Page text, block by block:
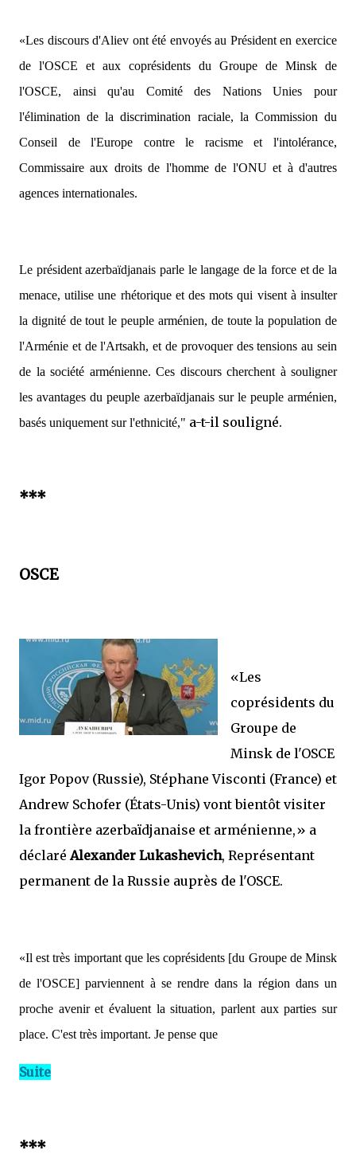
«Les discours d'Aliev ont été envoyés au Président en exercice
de l'OSCE et aux coprésidents du Groupe de Minsk de
l'OSCE, ainsi qu'au Comité des Nations Unies pour
l'élimination de la discrimination raciale, la Commission du
Conseil de l'Europe contre le racisme et l'intolérance,
Commissaire aux droits de l'homme de l'ONU et à d'autres
agences internationales.
Le président azerbaïdjanais parle le langage de la force et de la
menace, utilise une rhétorique et des mots qui visent à insulter
la dignité de tout le peuple arménien, de toute la population de
l'Arménie et de l'Artsakh, et de provoquer des tensions au sein
de la société arménienne. Ces discours cherchent à souligner
les avantages du peuple azerbaïdjanais sur le peuple arménien,
basés uniquement sur l'ethnicité," a-t-il souligné.
***
OSCE
«Les
coprésidents du
Groupe de
Minsk de l'OSCE
Igor Popov (Russie), Stéphane Visconti (France) et
Andrew Schofer (États-Unis) vont bientôt visiter
la frontière azerbaïdjanaise et arménienne,» a
déclaréAlexander Lukashevich, Représentant
permanent de la Russie auprès de l'OSCE.
«Il est très important que les coprésidents [du Groupe de Minsk
de l'OSCE] parviennent à se rendre dans la région dans un
proche avenir et évaluent la situation, parlent aux parties sur
place. C'est très important. Je pense que
Suite
***